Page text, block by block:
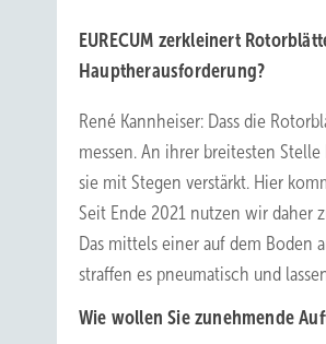
EURECUM zerkleinert
Hauptherausforderung?
René Kannheiser: Dass die
messen. An ihrer breitesten
sie mit Stegen verstärkt. Hier
Seit Ende 2021 nutzen wir daher
Das mittels einer auf dem Boden
straffen es pneumatisch und
Wie wollen Sie zunehmende